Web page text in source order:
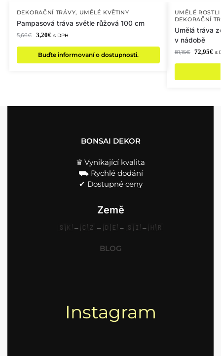
DEKORAČNÍ TRÁVY, UMĚLÉ KVĚTINY
Pampasová tráva světle růžová 100 cm
5,66€ 3,20€ s DPH
Buďte informovaní o dostupnosti.
UMĚLÉ
DEKORAČNÍ
Umělá tráva
v nádobě
81,15€ 72,95€ s
BONSAI DEKOR
♛ Vynikající kvalita
⛟ Rychlé dodání
✔︎ Dostupné ceny
Země
🇸🇰 – 🇨🇿 – 🇩🇪 – 🇸🇮 – 🇭🇷
BLOG
Instagram